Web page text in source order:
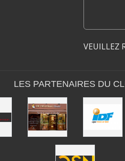
VEUILLEZ
LES PARTENAIRES DU